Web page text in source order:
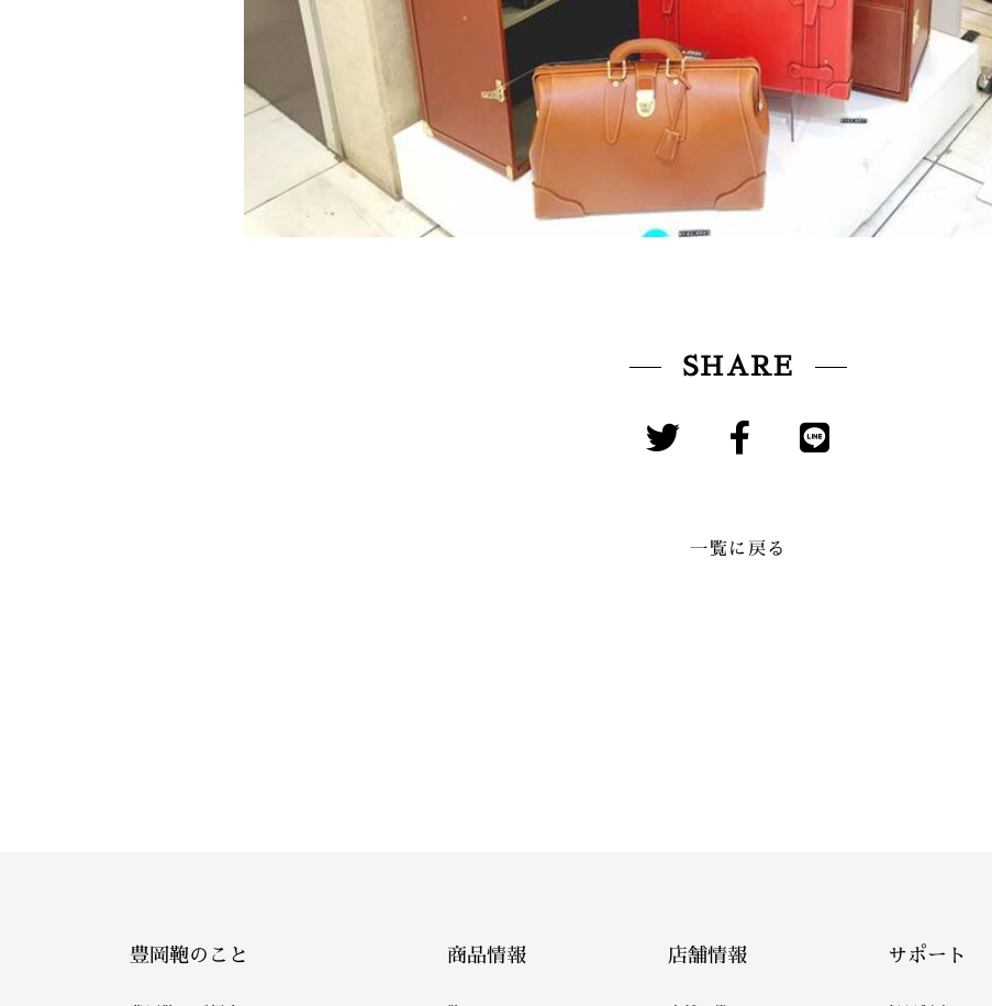
SHARE
一覧に戻る
豊岡鞄のこと 商品情報 店舗情報 サポート